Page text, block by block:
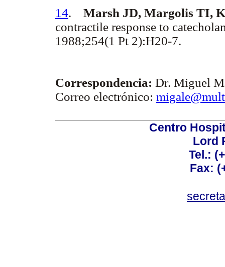
14. Marsh JD, Margolis TI,
contractile response to
1988;254(1 Pt 2):H20-7.
Correspondencia: Dr. Miguel
Correo electrónico:
Centro
Lord
Tel.:
Fax: